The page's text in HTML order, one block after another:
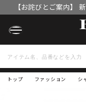
【お詫びとご案内】
OFFクー
トップ ファッション シ